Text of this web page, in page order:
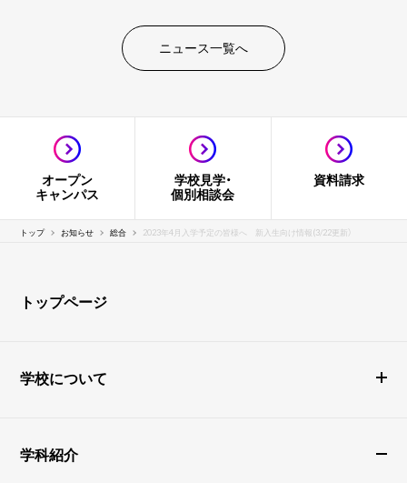
ニュース一覧へ
オープン
キャンパス
学校見学・
個別相談会
資料請求
トップ お知らせ 総合 2023年4月入学予定の皆様へ 新入生向け情報(3/22更新）
トップページ
学校について
学科紹介